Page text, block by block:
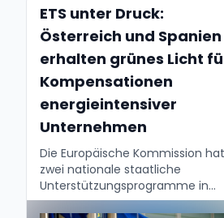
ETS unter Druck:
Österreich und Spanien
erhalten grünes Licht
Kompensationen
energieintensiver
Unternehmen
Die Europäische Kommission hat
zwei nationale staatliche
Unterstützungsprogramme in
Österreich und Spanien